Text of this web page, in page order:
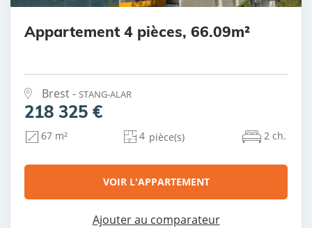
Appartement 4 pièces, 66.09m²
Brest - STANG-ALAR
218 325 €
67 m² 4 pièce(s) 2 ch.
VOIR L'APPARTEMENT
Ajouter au comparateur